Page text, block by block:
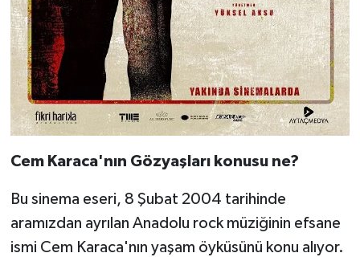
Cem Karaca'nın Gözyaşları konusu ne?
Bu sinema eseri, 8 Şubat 2004 tarihinde
aramızdan ayrılan Anadolu rock müziğinin efsane
ismi Cem Karaca'nın yaşam öyküsünü konu alıyor.